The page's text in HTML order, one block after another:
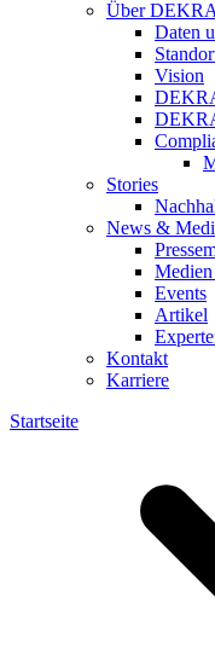
Über DEKRA
Daten
Vision
Stories
News &
Events
Artikel
Kontakt
Karriere
Startseite